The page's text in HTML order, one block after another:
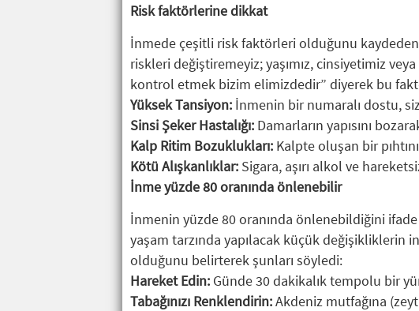
Risk faktörlerine dikkat
İnmede çeşitli risk faktörleri olduğunu kaydeden
riskleri değiştiremeyiz; yaşımız, cinsiyetimiz
kontrol etmek bizim elimizdedir” diyerek bu
Yüksek Tansiyon:İnmenin bir numaralı dostu,
Sinsi Şeker Hastalığı: Damarların yapısını
Kalp Ritim Bozuklukları: Kalpte oluşan bir
Kötü Alışkanlıklar:Sigara, aşırı alkol ve
İnme yüzde 80 oranında önlenebilir
İnmenin yüzde 80 oranında önlenebildiğini
yaşam tarzında yapılacak küçük değişikliklerin
olduğunu belirterek şunları söyledi:
Hareket Edin: Günde 30 dakikalık tempolu bir
Tabağınızı Renklendirin:Akdeniz mutfağına